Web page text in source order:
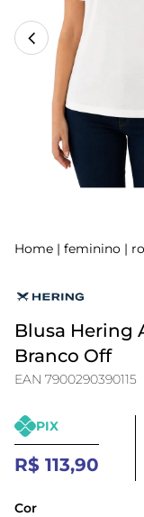
Home | feminino |
Blusa Hering
Branco Off
EAN 7900290390115
PIX
R$ 113,90
Cor